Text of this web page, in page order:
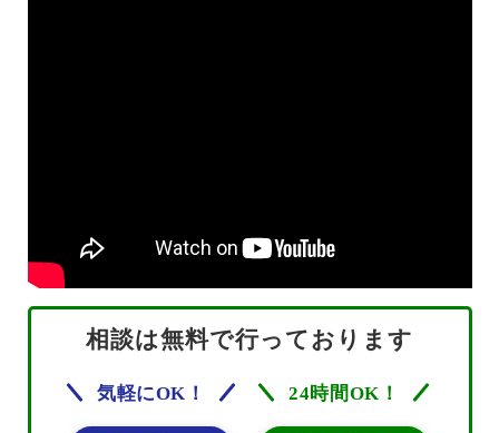
相談は無料で行っております
気軽にOK！ 24時間OK！